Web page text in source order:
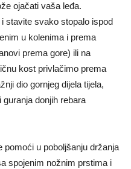
ojačati vaša leđa.
stavite svako stopalo ispod
u kolenima i prema
prema gore) ili na
kost privlačimo prema
dio gornjeg dijela tijela,
guranja donjih rebara
u poboljšanju držanja
spojenim nožnim prstima i